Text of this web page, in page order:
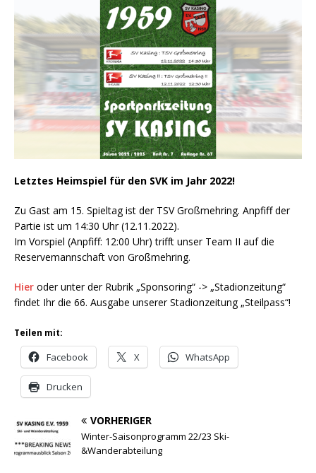
Letztes Heimspiel für den SVK im Jahr 2022!
Zu Gast am 15. Spieltag ist der TSV Großmehring. Anpfiff der
Partie ist um 14:30 Uhr (12.11.2022).
Im Vorspiel (Anpfiff: 12:00 Uhr) trifft unser Team II auf die
Reservemannschaft von Großmehring.
Hier oder unter der Rubrik „Sponsoring“ -> „Stadionzeitung“
findet Ihr die 66. Ausgabe unserer Stadionzeitung „Steilpass“!
Teilen mit:
Facebook X WhatsApp
Drucken
VORHERIGER
Winter-Saisonprogramm 22/23 Ski-
&Wanderabteilung